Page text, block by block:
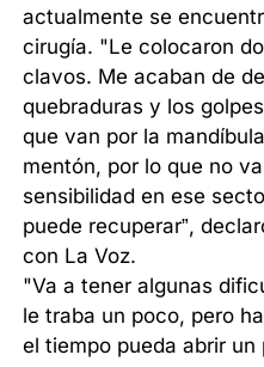
actualmente se
cirugía. "Le colocaron
clavos. Me acaban de
quebraduras y los
que van por la
mentón, por lo que no
sensibilidad en ese
puede recuperar”,
con La Voz.
"Va a tener algunas
le traba un poco, pero
el tiempo pueda abrir